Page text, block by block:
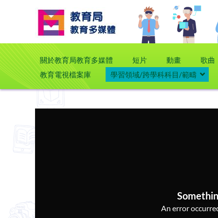
關於教育局教育多媒體 短片 動畫
歌曲
教育電視檔案庫
學習領域/跨學科科目/範疇
An error